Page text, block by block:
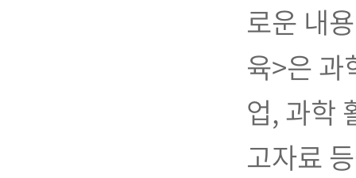
로운 내
육>은 과
업, 과학
고자료